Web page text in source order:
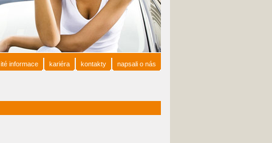
napsali o nás
kontakty
kariéra
informace